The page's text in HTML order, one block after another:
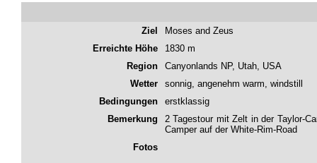
Ziel Moses and Zeus
Erreichte Höhe
1830 m
Region
Canyonlands NP, Utah, USA
Wetter
sonnig, angenehm warm, windstill
Bedingungen
erstklassig
Bemerkung
2 Tagestour mit Zelt in der Taylor-
Camper auf der White-Rim-Road
Fotos